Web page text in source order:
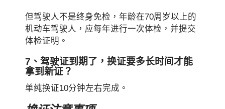
但驾驶人不是终身免检，年龄在70周岁以上的
机动车驾驶人，应每年进行一次体检，并提交
体检证明。
7、驾驶证到期了，换证要多长时间才能
拿到新证？
单纯换证10分钟左右完成。